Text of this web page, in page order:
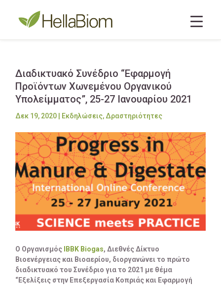
Διαδικτυακό Συνέδριο “Εφαρμογή
Προϊόντων Χωνεμένου Οργανικού
Υπολείμματος”, 25-27 Ιανουαρίου 2021
Δεκ 19, 2020 Εκδηλώσεις, Δραστηριότητες
Ο Οργανισμός IBBK Biogas, Διεθνές Δίκτυο
Βιοενέργειας και Βιοαερίου, διοργανώνει το πρώτο
διαδικτυακό του Συνέδριο για το 2021 με θέμα
“Εξελίξεις στην Επεξεργασία Κοπριάς και Εφαρμογή